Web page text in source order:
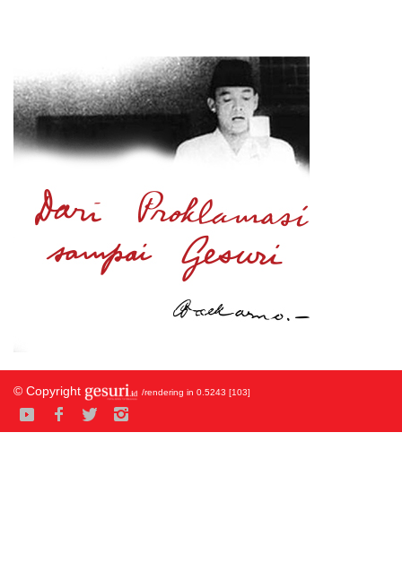
© Copyright /rendering in 0.5243 [103]